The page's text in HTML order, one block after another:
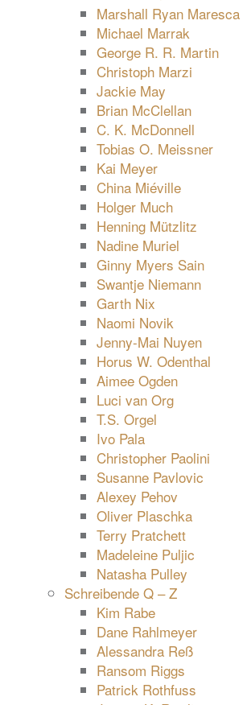
Marshall Ryan Maresca
Michael Marrak
George R. R. Martin
Christoph Marzi
Jackie May
Brian McClellan
C. K. McDonnell
Tobias O. Meissner
Kai Meyer
China Miéville
Holger Much
Henning Mützlitz
Nadine Muriel
Ginny Myers Sain
Swantje Niemann
Garth Nix
Naomi Novik
Jenny-Mai Nuyen
Horus W. Odenthal
Aimee Ogden
Luci van Org
T.S. Orgel
Ivo Pala
Christopher Paolini
Susanne Pavlovic
Alexey Pehov
Oliver Plaschka
Terry Pratchett
Madeleine Puljic
Natasha Pulley
Schreibende Q – Z
Kim Rabe
Dane Rahlmeyer
Alessandra Reß
Ransom Riggs
Patrick Rothfuss